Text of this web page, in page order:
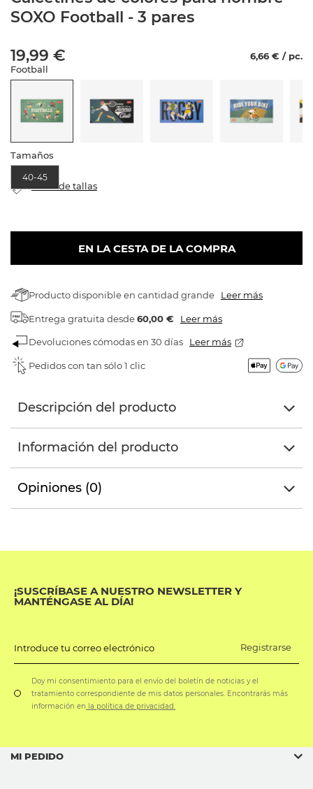
SOXO Football - 3 pares
19,99 €
6,66 € / pc.
Football
Tamaños
40-45
Tabla de tallas
EN LA CESTA DE LA COMPRA
Producto disponible en cantidad grande Leer más
Entrega gratuita desde60,00 € Leer más
Devoluciones cómodas en 30 días Leer más
Pedidos con tan sólo 1 clic
Descripción del producto
Información del producto
Opiniones (0)
¡SUSCRÍBASE A NUESTRO NEWSLETTER Y
MANTÉNGASE AL DÍA!
Introduce tu correo electrónico Registrarse
Doy mi consentimiento para el envío del boletín de noticias y el
tratamiento correspondiente de mis datos personales. Encontrarás más
información en la política de privacidad.
MI PEDIDO